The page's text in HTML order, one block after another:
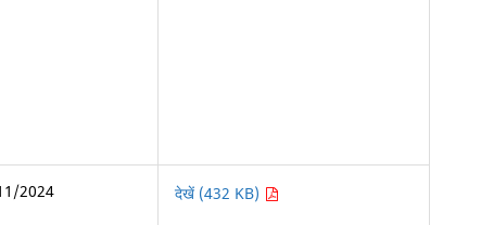
2024 देखें (432 KB)